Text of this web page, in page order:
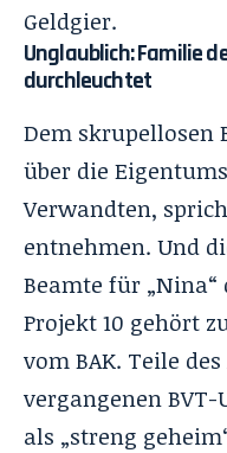
Geldgier.
Unglaublich: Familie
durchleuchtet
Dem skrupellosen
über die
Verwandten,
entnehmen. Und
Beamte für
Projekt 10 gehört
vom BAK. Teile
vergangenen
als „streng